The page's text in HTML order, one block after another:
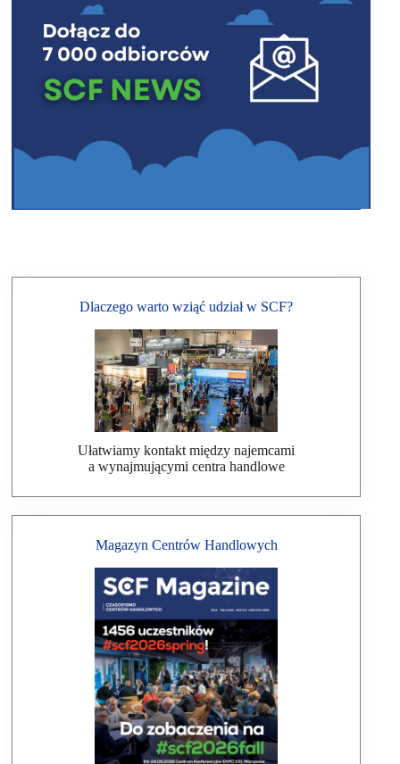
Dlaczego warto wziąć udział w SCF?
Ułatwiamy kontakt między najemcami
a wynajmującymi centra handlowe
Magazyn Centrów Handlowych